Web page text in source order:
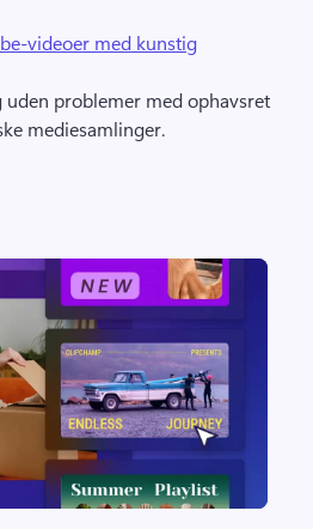
videoer med kunstig
uden problemer med ophavsret
mediesamlinger.